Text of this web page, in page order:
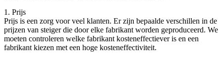
1. Prijs
Prijs is een zorg voor veel klanten. Er zijn bepaalde verschillen in de
prijzen van steiger die door elke fabrikant worden geproduceerd. We
moeten controleren welke fabrikant kosteneffectiever is en een
fabrikant kiezen met een hoge kosteneffectiviteit.